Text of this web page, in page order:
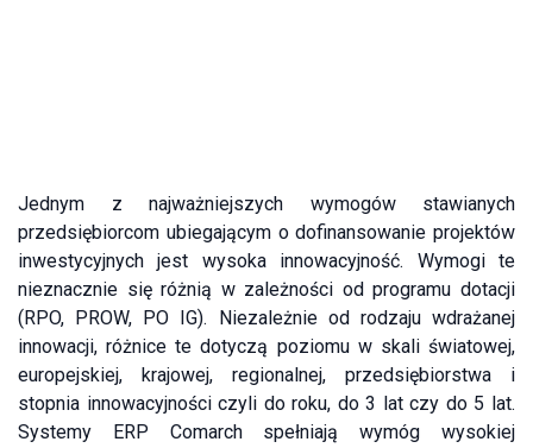
Jednym z najważniejszych wymogów stawianych
przedsiębiorcom ubiegającym o dofinansowanie projektów
inwestycyjnych jest wysoka innowacyjność. Wymogi te
nieznacznie się różnią w zależności od programu dotacji
(RPO, PROW, PO IG). Niezależnie od rodzaju wdrażanej
innowacji, różnice te dotyczą poziomu w skali światowej,
europejskiej, krajowej, regionalnej, przedsiębiorstwa i
stopnia innowacyjności czyli do roku, do 3 lat czy do 5 lat.
Systemy ERP Comarch spełniają wymóg wysokiej